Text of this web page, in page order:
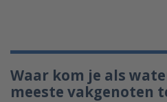
Waar kom je als
meeste vakgenoten